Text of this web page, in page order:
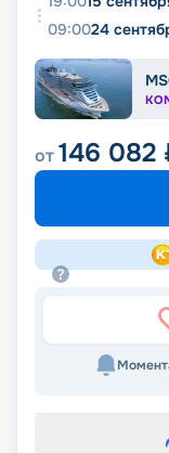
09:0024
от146 082